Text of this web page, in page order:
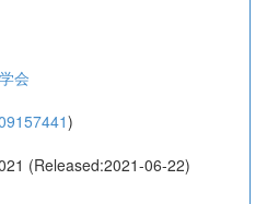
会
)
(Released:2021-06-22)